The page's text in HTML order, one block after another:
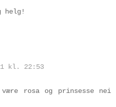
helg!
kl. 22:53
rosa og prinsesse nei